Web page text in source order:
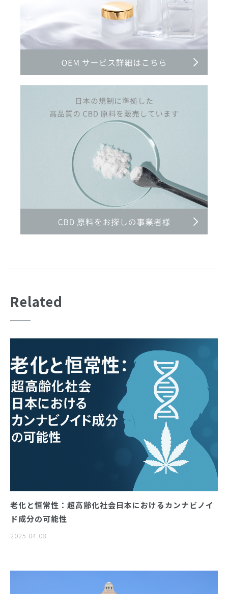
Related
老化と恒常性：超高齢化社会日本におけるカンナビノイ
ド成分の可能性
2025.04.08